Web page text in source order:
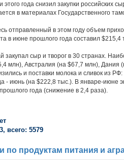
этого года снизил закупки российских
в материалах Государственного
отправленный в этом году объем
в июне прошлого года составил $215,4
закупал сыр и творог в 30 странах.
млн), Австралия (на $67,7 млн), Дания
и поставки молока и сливок из
- июнь (на $222,8 тыс.). В январе-июне
года (снижение в 2,4 раза).
всего: 5579
по продуктам питания и